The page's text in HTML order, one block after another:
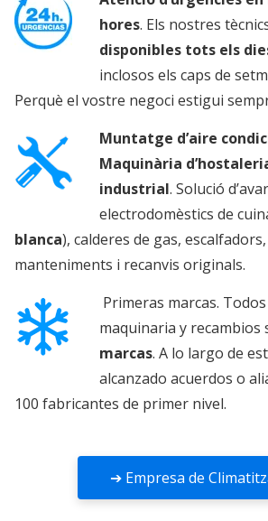
hores. Els nostres
disponibles tots els
inclosos els caps de
Perquè el vostre negoci estigui
Muntatge d’aire
Maquinària
industrial. Solució
electrodomèstics de
blanca), calderes de gas,
manteniments i recanvis originals.
Primeras marcas.
maquinaria y recambios
marcas. A lo largo de
alcanzado acuerdos o
100 fabricantes de primer nivel.
➔ Empresa de